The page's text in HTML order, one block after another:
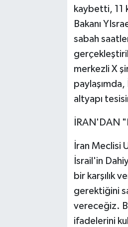
kaybetti, 11
Bakanı
sabah
merkezli X
altyapı
İRAN'DAN
İran Meclisi
İsrail'in
bir karşılık
gerektiğini
vereceğiz.
ifadelerini